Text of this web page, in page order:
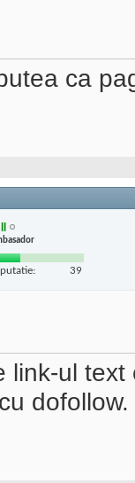
ca
39
link-ul
dofollow.